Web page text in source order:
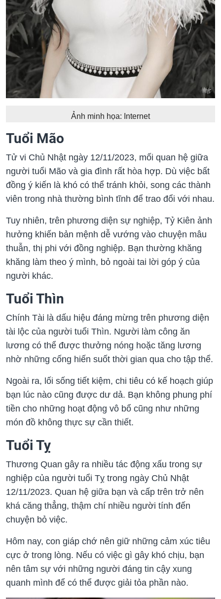
Ảnh minh họa: Internet
Tuổi Mão
Tử vi Chủ Nhật ngày 12/11/2023, mối quan hệ giữa
người tuổi Mão và gia đình rất hòa hợp. Dù việc bất
đồng ý kiến là khó có thể tránh khỏi, song các thành
viên trong nhà thường bình tĩnh để trao đổi với nhau.
Tuy nhiên, trên phương diện sự nghiệp, Tỷ Kiên ảnh
hưởng khiến bản mệnh dễ vướng vào chuyện mâu
thuẫn, thị phi với đồng nghiệp. Bạn thường khăng
khăng làm theo ý mình, bỏ ngoài tai lời góp ý của
người khác.
Tuổi Thìn
Chính Tài là dấu hiệu đáng mừng trên phương diện
tài lộc của người tuổi Thìn. Người làm công ăn
lương có thể được thưởng nóng hoặc tăng lương
nhờ những cống hiến suốt thời gian qua cho tập thể.
Ngoài ra, lối sống tiết kiệm, chi tiêu có kế hoạch giúp
bạn lúc nào cũng được dư dả. Bạn không phung phí
tiền cho những hoạt động vô bổ cũng như những
món đồ không thực sự cần thiết.
Tuổi Tỵ
Thương Quan gây ra nhiều tác động xấu trong sự
nghiệp của người tuổi Tỵ trong ngày Chủ Nhật
12/11/2023. Quan hệ giữa bạn và cấp trên trở nên
khá căng thẳng, thậm chí nhiều người tính đến
chuyện bỏ việc.
Hôm nay, con giáp chớ nên giữ những cảm xúc tiêu
cực ở trong lòng. Nếu có việc gì gây khó chịu, bạn
nên tâm sự với những người đáng tin cậy xung
quanh mình để có thể được giải tỏa phần nào.